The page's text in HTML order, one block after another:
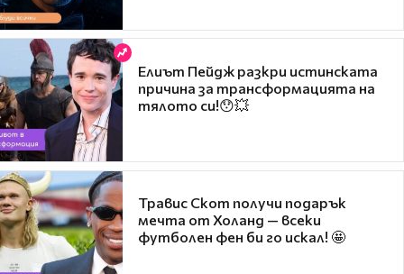
Елиът Пейдж разкри истинската
причина за трансформацията на
тялото си!😯💥
Травис Скот получи подарък
мечта от Холанд — всеки
футболен фен би го искал! 🤩